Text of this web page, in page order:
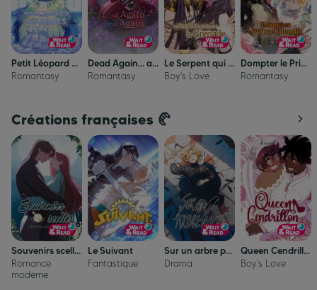
Petit Léopard des Neiges
Romantasy
Dead Again... and Again
Romantasy
Le Serpent qui dévora la Grenade
Boy's Love
Dompter le Prince Maudit
Romantasy
Créations françaises 🥐
Souvenirs scellés
Romance
moderne
Le Suivant
Fantastique
Sur un arbre perché
Drama
Queen Cendrillon
Boy's Love